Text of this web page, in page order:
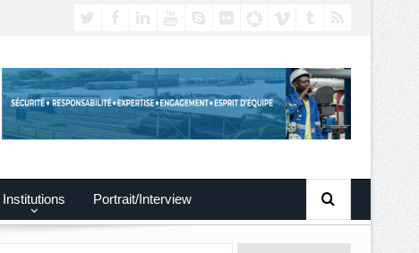
Institutions Portrait/Interview